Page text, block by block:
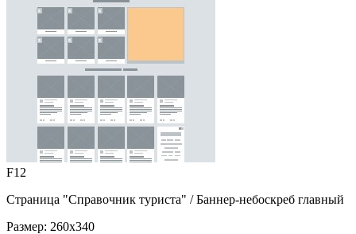
F12
Страница "Справочник туриста" / Баннер-небоскреб главный
Размер: 260x340